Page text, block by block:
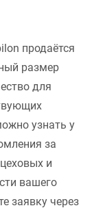
продаётся
размер
для
узнать у
за
и
вашего
заявку через